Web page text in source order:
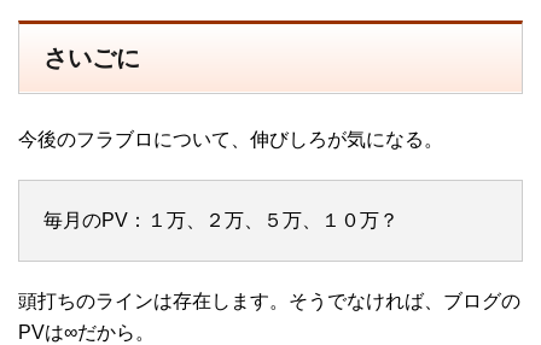
さいごに
今後のフラブロについて、伸びしろが気になる。
毎月のPV：１万、２万、５万、１０万？
頭打ちのラインは存在します。そうでなければ、ブログの
PVは∞だから。